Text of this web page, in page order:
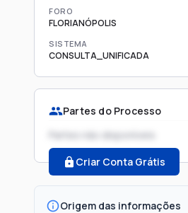
FORO
FLORIANÓPOLIS
SISTEMA
CONSULTA_UNIFICADA
Partes do Processo
Partes não disponíveis
Criar Conta Grátis
Origem das informações